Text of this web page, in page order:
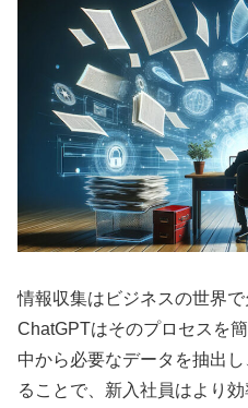
情報収集はビジネスの世界で
ChatGPTはそのプロセスを
中から必要なデータを抽出
ることで、新入社員はより